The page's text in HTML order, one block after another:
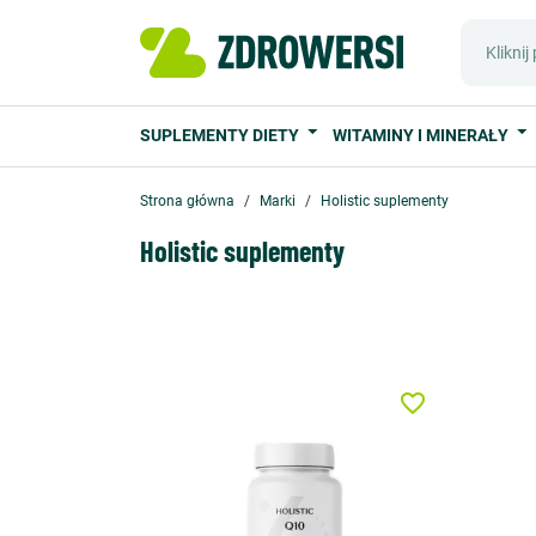
SUPLEMENTY DIETY WITAMINY I MINERAŁY
Strona główna Marki Holistic suplementy
Holistic suplementy
favorite_border